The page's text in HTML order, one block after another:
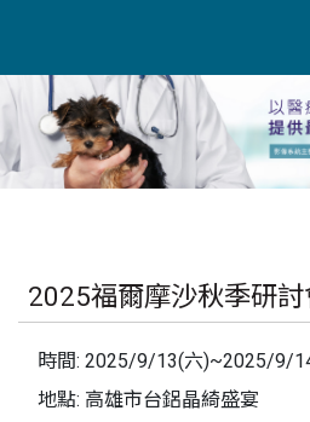
2025福爾摩沙秋季研討
時間: 2025/9/13(六)~2025/9/
地點: 高雄市台鋁晶綺盛宴